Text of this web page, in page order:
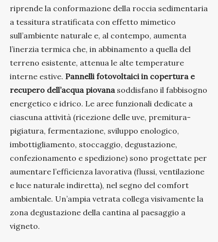
riprende la conformazione della roccia sedimentaria
a tessitura stratificata con effetto mimetico
sull’ambiente naturale e, al contempo, aumenta
l’inerzia termica che, in abbinamento a quella del
terreno esistente, attenua le alte temperature
interne estive. Pannelli fotovoltaici in copertura e
recupero dell’acqua piovana soddisfano il fabbisogno
energetico e idrico. Le aree funzionali dedicate a
ciascuna attività (ricezione delle uve, premitura-
pigiatura, fermentazione, sviluppo enologico,
imbottigliamento, stoccaggio, degustazione,
confezionamento e spedizione) sono progettate per
aumentare l’efficienza lavorativa (flussi, ventilazione
e luce naturale indiretta), nel segno del comfort
ambientale. Un’ampia vetrata collega visivamente la
zona degustazione della cantina al paesaggio a
vigneto.